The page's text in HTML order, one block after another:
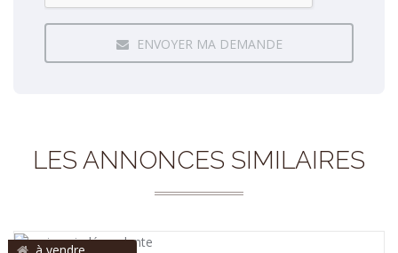
ENVOYER MA DEMANDE
LES ANNONCES SIMILAIRES